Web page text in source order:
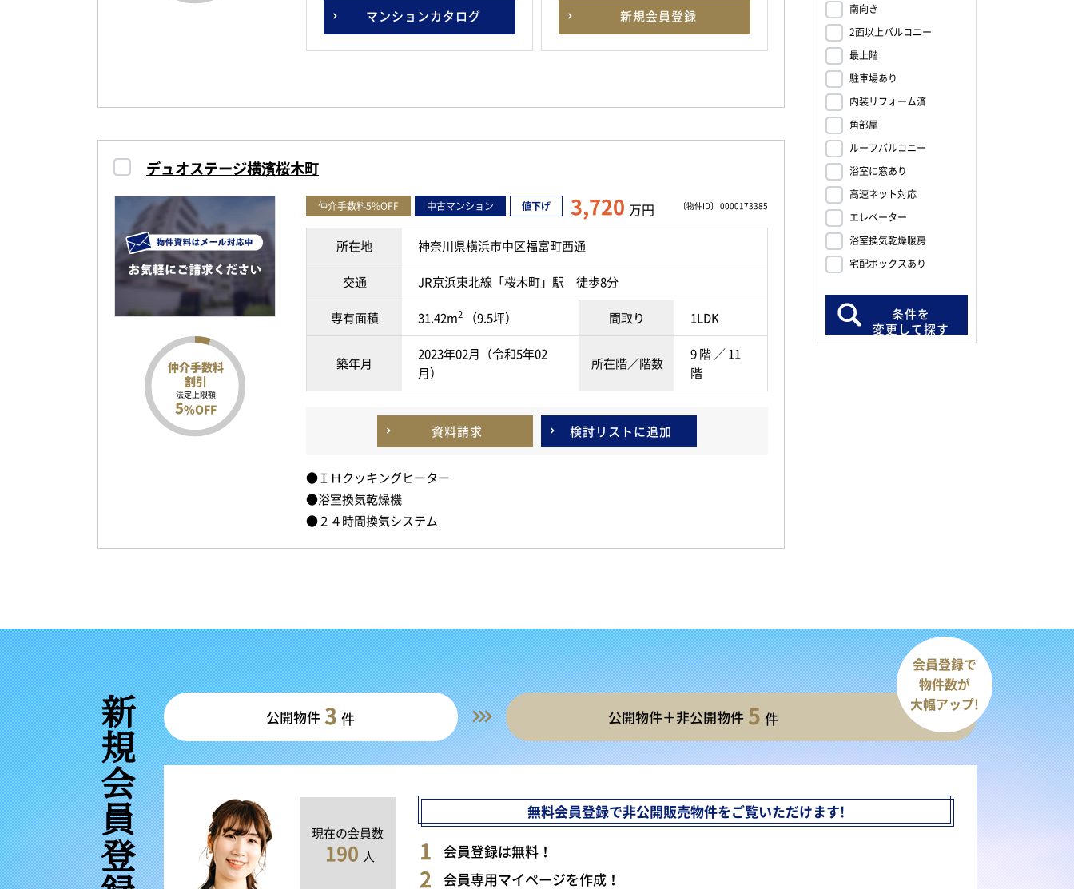
マンションカタログ 新規会員登録
デュオステージ横濱桜木町
仲介手数料
割引
法定上限額
5%OFF
〔物件ID〕 0000173385
仲介手数料5%OFF 中古マンション 値下げ 3,720 万円
所在地 神奈川県横浜市中区福富町西通
交通 JR京浜東北線「桜木町」駅 徒歩8分
専有面積 31.42m2 （9.5坪） 間取り 1LDK
築年月
2023年02月（令和5年02
月）
所在階／階数
9 階 ／ 11
階
資料請求 検討リストに追加
●ＩＨクッキングヒーター
●浴室換気乾燥機
●２４時間換気システム
南向き
2面以上バルコニー
最上階
駐車場あり
内装リフォーム済
角部屋
ルーフバルコニー
浴室に窓あり
高速ネット対応
エレベーター
浴室換気乾燥暖房
宅配ボックスあり
条件を
変更して探す
新規会員登録 公開物件 3 件 公開物件＋非公開物件 5 件
会員登録で
物件数が
大幅アップ!
現在の会員数
190 人
無料会員登録で非公開販売物件をご覧いただけます!
会員登録は無料！
会員専用マイページを作成！